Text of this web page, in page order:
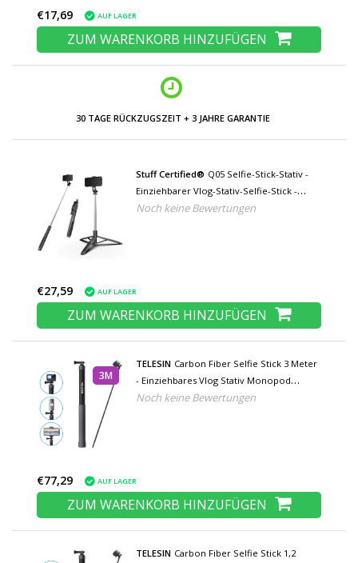
€17,69 AUF LAGER
ZUM WARENKORB HINZUFÜGEN
30 TAGE RÜCKZUGSZEIT + 3 JAHRE GARANTIE
Stuff Certified® Q05 Selfie-Stick-Stativ -
Einziehbarer Vlog-Stativ-Selfie-Stick -
Schwarz
Noch keine Bewertungen
€27,59 AUF LAGER
ZUM WARENKORB HINZUFÜGEN
3M
TELESIN Carbon Fiber Selfie Stick 3 Meter
- Einziehbares Vlog Stativ Monopod
Selfiestick - Schwarz
Noch keine Bewertungen
€77,29 AUF LAGER
ZUM WARENKORB HINZUFÜGEN
TELESIN Carbon Fiber Selfie Stick 1,2